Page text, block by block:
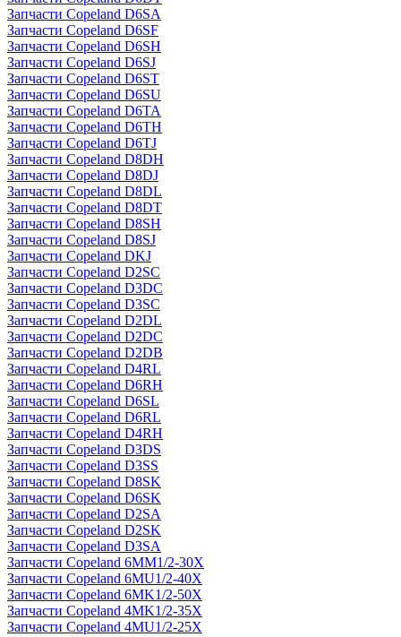
Запчасти Copeland D6SA
Запчасти Copeland D6SF
Запчасти Copeland D6SH
Запчасти Copeland D6SJ
Запчасти Copeland D6ST
Запчасти Copeland D6SU
Запчасти Copeland D6TA
Запчасти Copeland D6TH
Запчасти Copeland D6TJ
Запчасти Copeland D8DH
Запчасти Copeland D8DJ
Запчасти Copeland D8DL
Запчасти Copeland D8DT
Запчасти Copeland D8SH
Запчасти Copeland D8SJ
Запчасти Copeland DKJ
Запчасти Copeland D2SC
Запчасти Copeland D3DC
Запчасти Copeland D3SC
Запчасти Copeland D2DL
Запчасти Copeland D2DC
Запчасти Copeland D2DB
Запчасти Copeland D4RL
Запчасти Copeland D6RH
Запчасти Copeland D6SL
Запчасти Copeland D6RL
Запчасти Copeland D4RH
Запчасти Copeland D3DS
Запчасти Copeland D3SS
Запчасти Copeland D8SK
Запчасти Copeland D6SK
Запчасти Copeland D2SA
Запчасти Copeland D2SK
Запчасти Copeland D3SA
Запчасти Copeland 6MM1/2-30X
Запчасти Copeland 6MU1/2-40X
Запчасти Copeland 6MK1/2-50X
Запчасти Copeland 4MK1/2-35X
Запчасти Copeland 4MU1/2-25X